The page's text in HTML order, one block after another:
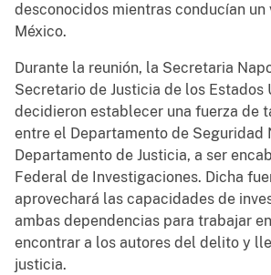
desconocidos mientras conducían un
México.
Durante la reunión, la Secretaria
Secretario de Justicia de los Estados
decidieron establecer una fuerza de
entre el Departamento de Seguridad
Departamento de Justicia, a ser
Federal de Investigaciones. Dicha
aprovechará las capacidades de
ambas dependencias para trabajar
encontrar a los autores del delito y
justicia.